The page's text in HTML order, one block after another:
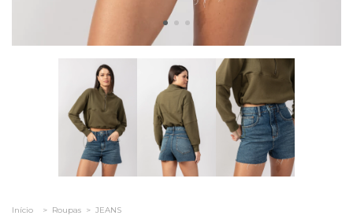
Início > Roupas > JEANS